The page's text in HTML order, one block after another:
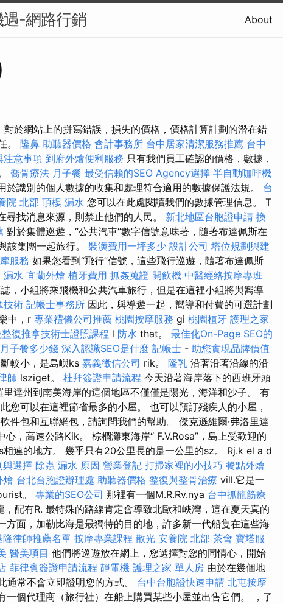
遇-網路行銷 About
於網站上的拼寫錯誤，損失的價格，價格計算計劃的潛在錯
。 隆鼻 助聽器價格 會計事務所 台中居家清潔服務推薦 台中
注意事項 到府外燴便利服務 只有我們員工確認的價格，數據，
喬骨療法 月子餐 最受信賴的SEO Agency選擇 半自動咖啡機
於識別的個人數據的收集和處理符合適用的數據保護法規。 台
院 北部 頂樓 漏水 您可以在此處閱讀我們的數據管理信息。 T
找消息來源，則禁止他們的人民。 新北地區台胞證申請 換
對於集體巡遊，“公共汽車”數字信號意味著，隨著布達佩斯在
該集團一起旅行。 裝潢費用一坪多少 設計公司 塔位規劃與建
服務 如果您看到“飛行”信號，這些飛行巡遊，隨著布達佩斯
漏水 宜蘭外燴 植牙費用 抓姦蒐證 開飲機 中醫經絡按摩專班
，小組將乘飛機和公共汽車旅行，但是在這裡小組將與嚮導
技術 記帳士事務所 因此，與導遊一起，嚮導和付費的可選計劃
中，r 專業禮儀公司推薦 桃園按摩服務 gi 桃園植牙 護理之家
復推拿技術士證照課程 l 防水 that。 最佳化On-Page SEO的
月子餐多少錢 深入認識SEO是什麼 記帳士 - 助您實現品牌價值
較小，是島嶼ks 嘉義徵信公司 rik。 隆乳 沿著沿著沿線的沿
師 lsziget。 杜拜簽證申請流程 今天沿著海岸落下的西班牙頭
里達州到南美海岸的這個地區不僅僅是陽光，海洋和沙子。 有
可以在這裡節省最多的小屋。 也可以預訂殘疾人的小屋，
件包和互聯網包，請詢問我們的幫助。 傑克遜維爾·弗洛里達
，高速公路Kik。 棕櫚灘東海岸“ F.V.Rosa”，島上受歡迎的
連的地方。 幾乎只有20公里長的是一公里的sz。 Rj.k el a d
與選擇 除蟲 漏水 原因 營業登記 打掃家裡的小技巧 餐點外燴
燴 台北台胞證辦理處 助聽器價格 整復與整骨治療 vill.它是一
。 專業的SEO公司 那裡有一個M.R.Rv.nya 台中抓龍筋療
，配有R. 最特殊的路線肯定會導致北歐和峽灣，這在夏天真的
方面，加勒比海是最獨特的目的地，許多新一代船隻在這些海
隆律師推薦名單 按摩專業課程 散光 安養院 北部 茶會 寶塔服
醫美項目 他們將巡遊放在網上，您選擇對您的同情心，開始
菲律賓簽證申請流程 靜電機 護理之家 單人房 由於在幾個地
通常不會立即證明您的方式。 台中台胞證快速申請 北屯按摩
一個代理商（旅行社）在船上購買某些小屋並出售它們。 ，了